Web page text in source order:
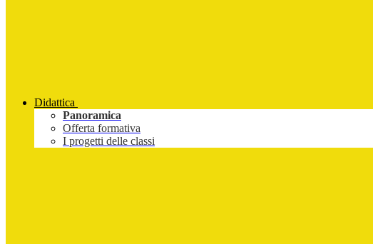
Didattica
Panoramica
Offerta formativa
I progetti delle classi